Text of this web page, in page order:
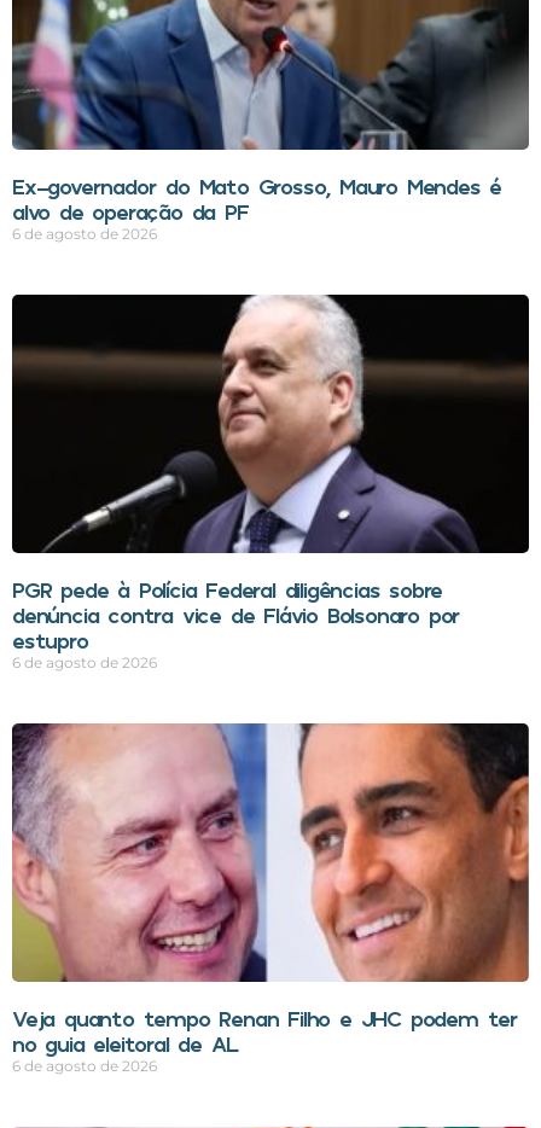
Ex-governador do Mato Grosso, Mauro Mendes é
alvo de operação da PF
6 de agosto de 2026
PGR pede à Polícia Federal diligências sobre
denúncia contra vice de Flávio Bolsonaro por
estupro
6 de agosto de 2026
Veja quanto tempo Renan Filho e JHC podem ter
no guia eleitoral de AL
6 de agosto de 2026